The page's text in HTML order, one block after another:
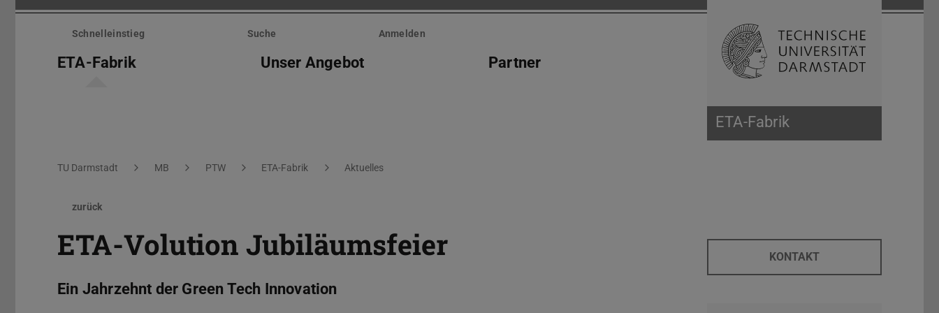
Menü
überspringen
ETA-Fabrik
Schnelleinstieg Suche Anmelden
ETA-Fabrik Unser Angebot Partner Suche öffnen
Sie befinden sich hier:
TU Darmstadt MB PTW ETA-Fabrik Aktuelles
zurück
ETA-Volution Jubiläumsfeier
Ein Jahrzehnt der Green Tech Innovation
KONTAKT